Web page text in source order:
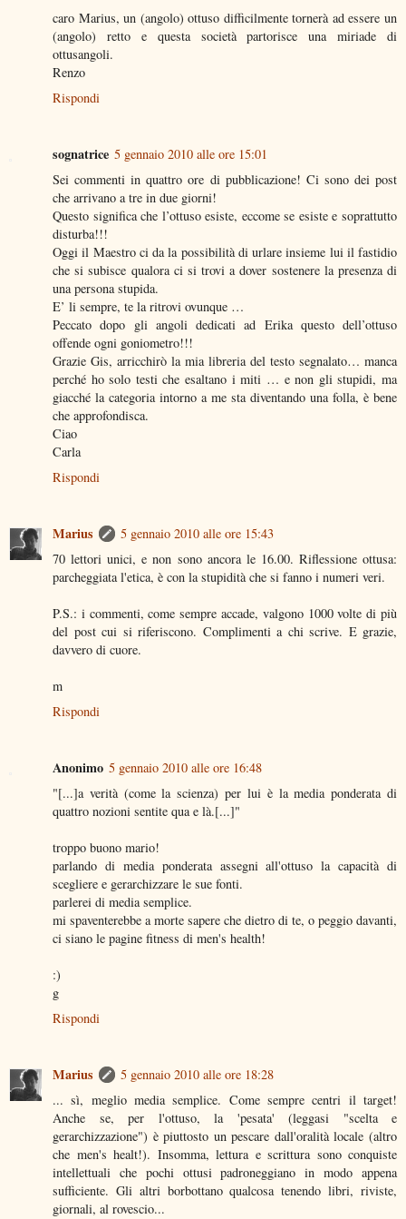
caro Marius, un (angolo) ottuso difficilmente tornerà ad essere un
(angolo) retto e questa società partorisce una miriade di
ottusangoli.
Renzo
Rispondi
sognatrice 5 gennaio 2010 alle ore 15:01
Sei commenti in quattro ore di pubblicazione! Ci sono dei post
che arrivano a tre in due giorni!
Questo significa che l’ottuso esiste, eccome se esiste e soprattutto
disturba!!!
Oggi il Maestro ci da la possibilità di urlare insieme lui il fastidio
che si subisce qualora ci si trovi a dover sostenere la presenza di
una persona stupida.
E’ li sempre, te la ritrovi ovunque …
Peccato dopo gli angoli dedicati ad Erika questo dell’ottuso
offende ogni goniometro!!!
Grazie Gis, arricchirò la mia libreria del testo segnalato… manca
perché ho solo testi che esaltano i miti … e non gli stupidi, ma
giacché la categoria intorno a me sta diventando una folla, è bene
che approfondisca.
Ciao
Carla
Rispondi
Marius
5 gennaio 2010 alle ore 15:43
70 lettori unici, e non sono ancora le 16.00. Riflessione ottusa:
parcheggiata l'etica, è con la stupidità che si fanno i numeri veri.
P.S.: i commenti, come sempre accade, valgono 1000 volte di più
del post cui si riferiscono. Complimenti a chi scrive. E grazie,
davvero di cuore.
m
Rispondi
Anonimo 5 gennaio 2010 alle ore 16:48
"[...]a verità (come la scienza) per lui è la media ponderata di
quattro nozioni sentite qua e là.[...]"
troppo buono mario!
parlando di media ponderata assegni all'ottuso la capacità di
scegliere e gerarchizzare le sue fonti.
parlerei di media semplice.
mi spaventerebbe a morte sapere che dietro di te, o peggio davanti,
ci siano le pagine fitness di men's health!
:)
g
Rispondi
Marius
5 gennaio 2010 alle ore 18:28
... sì, meglio media semplice. Come sempre centri il target!
Anche se, per l'ottuso, la 'pesata' (leggasi "scelta e
gerarchizzazione") è piuttosto un pescare dall'oralità locale (altro
che men's healt!). Insomma, lettura e scrittura sono conquiste
intellettuali che pochi ottusi padroneggiano in modo appena
sufficiente. Gli altri borbottano qualcosa tenendo libri, riviste,
giornali, al rovescio...